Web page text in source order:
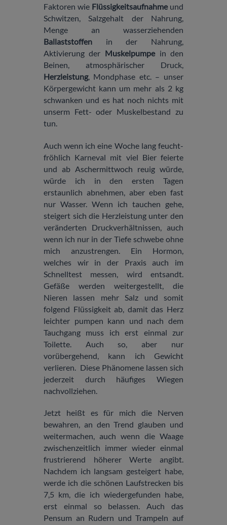
Faktoren wie Flüssigkeitsaufnahmeund
Schwitzen, Salzgehalt der Nahrung,
Menge an wasserziehenden
Ballaststoffen in der Nahrung,
Aktivierung der Muskelpumpe in den
Beinen, atmosphärischer Druck,
Herzleistung, Mondphase etc. – unser
Körpergewicht kann um mehr als 2 kg
schwanken und es hat noch nichts mit
unserm Fett- oder Muskelbestand zu
tun.
Auch wenn ich eine Woche lang feucht-
fröhlich Karneval mit viel Bier feierte
und ab Aschermittwoch reuig würde,
würde ich in den ersten Tagen
erstaunlich abnehmen, aber eben fast
nur Wasser. Wenn ich tauchen gehe,
steigert sich die Herzleistung unter den
veränderten Druckverhältnissen, auch
wenn ich nur in der Tiefe schwebe ohne
mich anzustrengen. Ein Hormon,
welches wir in der Praxis auch im
Schnelltest messen, wird entsandt.
Gefäße werden weitergestellt, die
Nieren lassen mehr Salz und somit
folgend Flüssigkeit ab, damit das Herz
leichter pumpen kann und nach dem
Tauchgang muss ich erst einmal zur
Toilette. Auch so, aber nur
vorübergehend, kann ich Gewicht
verlieren. Diese Phänomene lassen sich
jederzeit durch häufiges Wiegen
nachvollziehen.
Jetzt heißt es für mich die Nerven
bewahren, an den Trend glauben und
weitermachen, auch wenn die Waage
zwischenzeitlich immer wieder einmal
frustrierend höherer Werte angibt.
Nachdem ich langsam gesteigert habe,
werde ich die schönen Laufstrecken bis
7,5 km, die ich wiedergefunden habe,
erst einmal so belassen. Auch das
Pensum an Rudern und Trampeln auf